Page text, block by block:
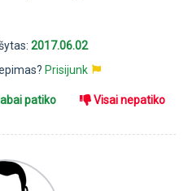
2017.06.02
Prisijunk
patiko Visai nepatiko